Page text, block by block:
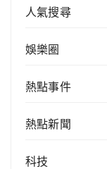
人氣搜尋
娛樂圈
熱點事件
熱點新聞
科技